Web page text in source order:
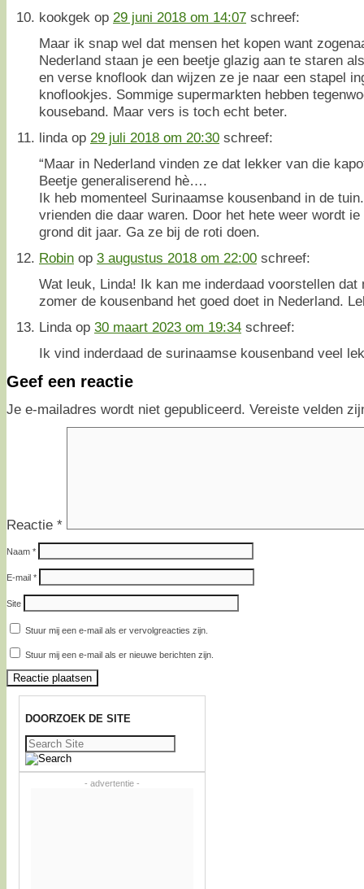
kookgek op 29 juni 2018 om 14:07 schreef:
Maar ik snap wel dat mensen het kopen want
Nederland staan je een beetje glazig aan te staren
en verse knoflook dan wijzen ze je naar een stapel
knoflookjes. Sommige supermarkten hebben
kouseband. Maar vers is toch echt beter.
linda op 29 juli 2018 om 20:30 schreef:
“Maar in Nederland vinden ze dat lekker van die
Beetje generaliserend hè….
Ik heb momenteel Surinaamse kousenband in de
vrienden die daar waren. Door het hete weer wordt
grond dit jaar. Ga ze bij de roti doen.
Robin op 3 augustus 2018 om 22:00 schreef:
Wat leuk, Linda! Ik kan me inderdaad voorstellen dat
zomer de kousenband het goed doet in Nederland.
Linda op 30 maart 2023 om 19:34 schreef:
Ik vind inderdaad de surinaamse kousenband veel
Geef een reactie
Je e-mailadres wordt niet gepubliceerd. Vereiste velden
Reactie *
Naam *
E-mail *
Site
Stuur mij een e-mail als er vervolgreacties zijn.
Stuur mij een e-mail als er nieuwe berichten zijn.
DOORZOEK DE SITE
Zoeken
naar:
- advertentie -